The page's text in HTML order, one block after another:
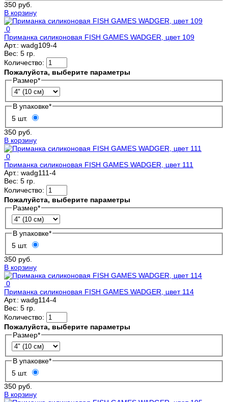
350 руб.
В корзину
0
Приманка силиконовая FISH GAMES WADGER, цвет 109
Арт.: wadg109-4
Вес: 5 гр.
Количество:
Пожалуйста, выберите параметры
Размер*
В упаковке*
5 шт.
350 руб.
В корзину
0
Приманка силиконовая FISH GAMES WADGER, цвет 111
Арт.: wadg111-4
Вес: 5 гр.
Количество:
Пожалуйста, выберите параметры
Размер*
В упаковке*
5 шт.
350 руб.
В корзину
0
Приманка силиконовая FISH GAMES WADGER, цвет 114
Арт.: wadg114-4
Вес: 5 гр.
Количество:
Пожалуйста, выберите параметры
Размер*
В упаковке*
5 шт.
350 руб.
В корзину